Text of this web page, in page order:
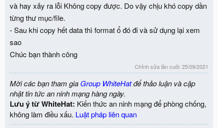
và hay xảy ra lỗi Không copy được. Do vậy chịu khó copy dần
từng thư mục/file.
- Sau khi copy hết data thì format ổ đó đi và sử dụng lại xem
sao
Chúc bạn thành công
Chỉnh sửa lần cuối: 25/09/2021
Mời các bạn tham gia Group WhiteHatđể thảo luận và cập
nhật tin tức an ninh mạng hàng ngày.
Lưu ý từ WhiteHat: Kiến thức an ninh mạng để phòng chống,
không làm điều xấu. Luật pháp liên quan